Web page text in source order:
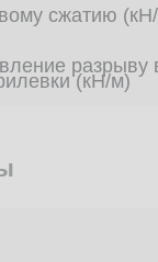
сжатию
разрыву
(кН/м)